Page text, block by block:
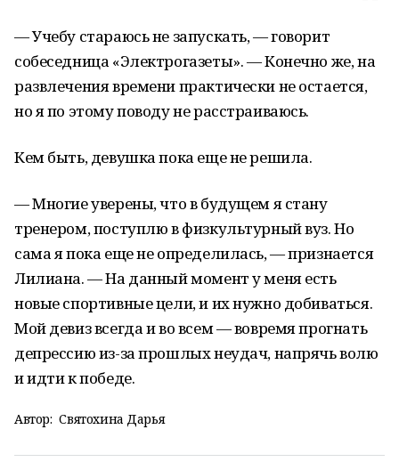
— Учебу стараюсь не запускать, — говорит
собеседница «Электрогазеты». — Конечно же, на
развлечения времени практически не остается,
но я по этому поводу не расстраиваюсь.
Кем быть, девушка пока еще не решила.
— Многие уверены, что в будущем я стану
тренером, поступлю в физкультурный вуз. Но
сама я пока еще не определилась, — признается
Лилиана. — На данный момент у меня есть
новые спортивные цели, и их нужно добиваться.
Мой девиз всегда и во всем — вовремя прогнать
депрессию из-за прошлых неудач, напрячь волю
и идти к победе.
Автор: Святохина Дарья